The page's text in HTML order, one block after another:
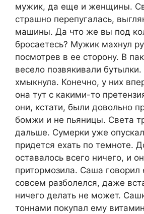
мужик, да еще и женщины.
страшно перепугалась,
машины. Да что же вы под
бросаетесь? Мужик махнул
посмотрев в ее сторону. В
весело позвякивали
хмыкнула. Конечно, у них
она тут с какими-то
они, кстати, были довольно
бомжи и не пьяницы. Света
дальше. Сумерки уже
придется ехать по темноте.
оставалось всего ничего, и
притормозила. Саша говорил
совсем разболелся, даже
ничего делать не может.
тоннами покупал ему